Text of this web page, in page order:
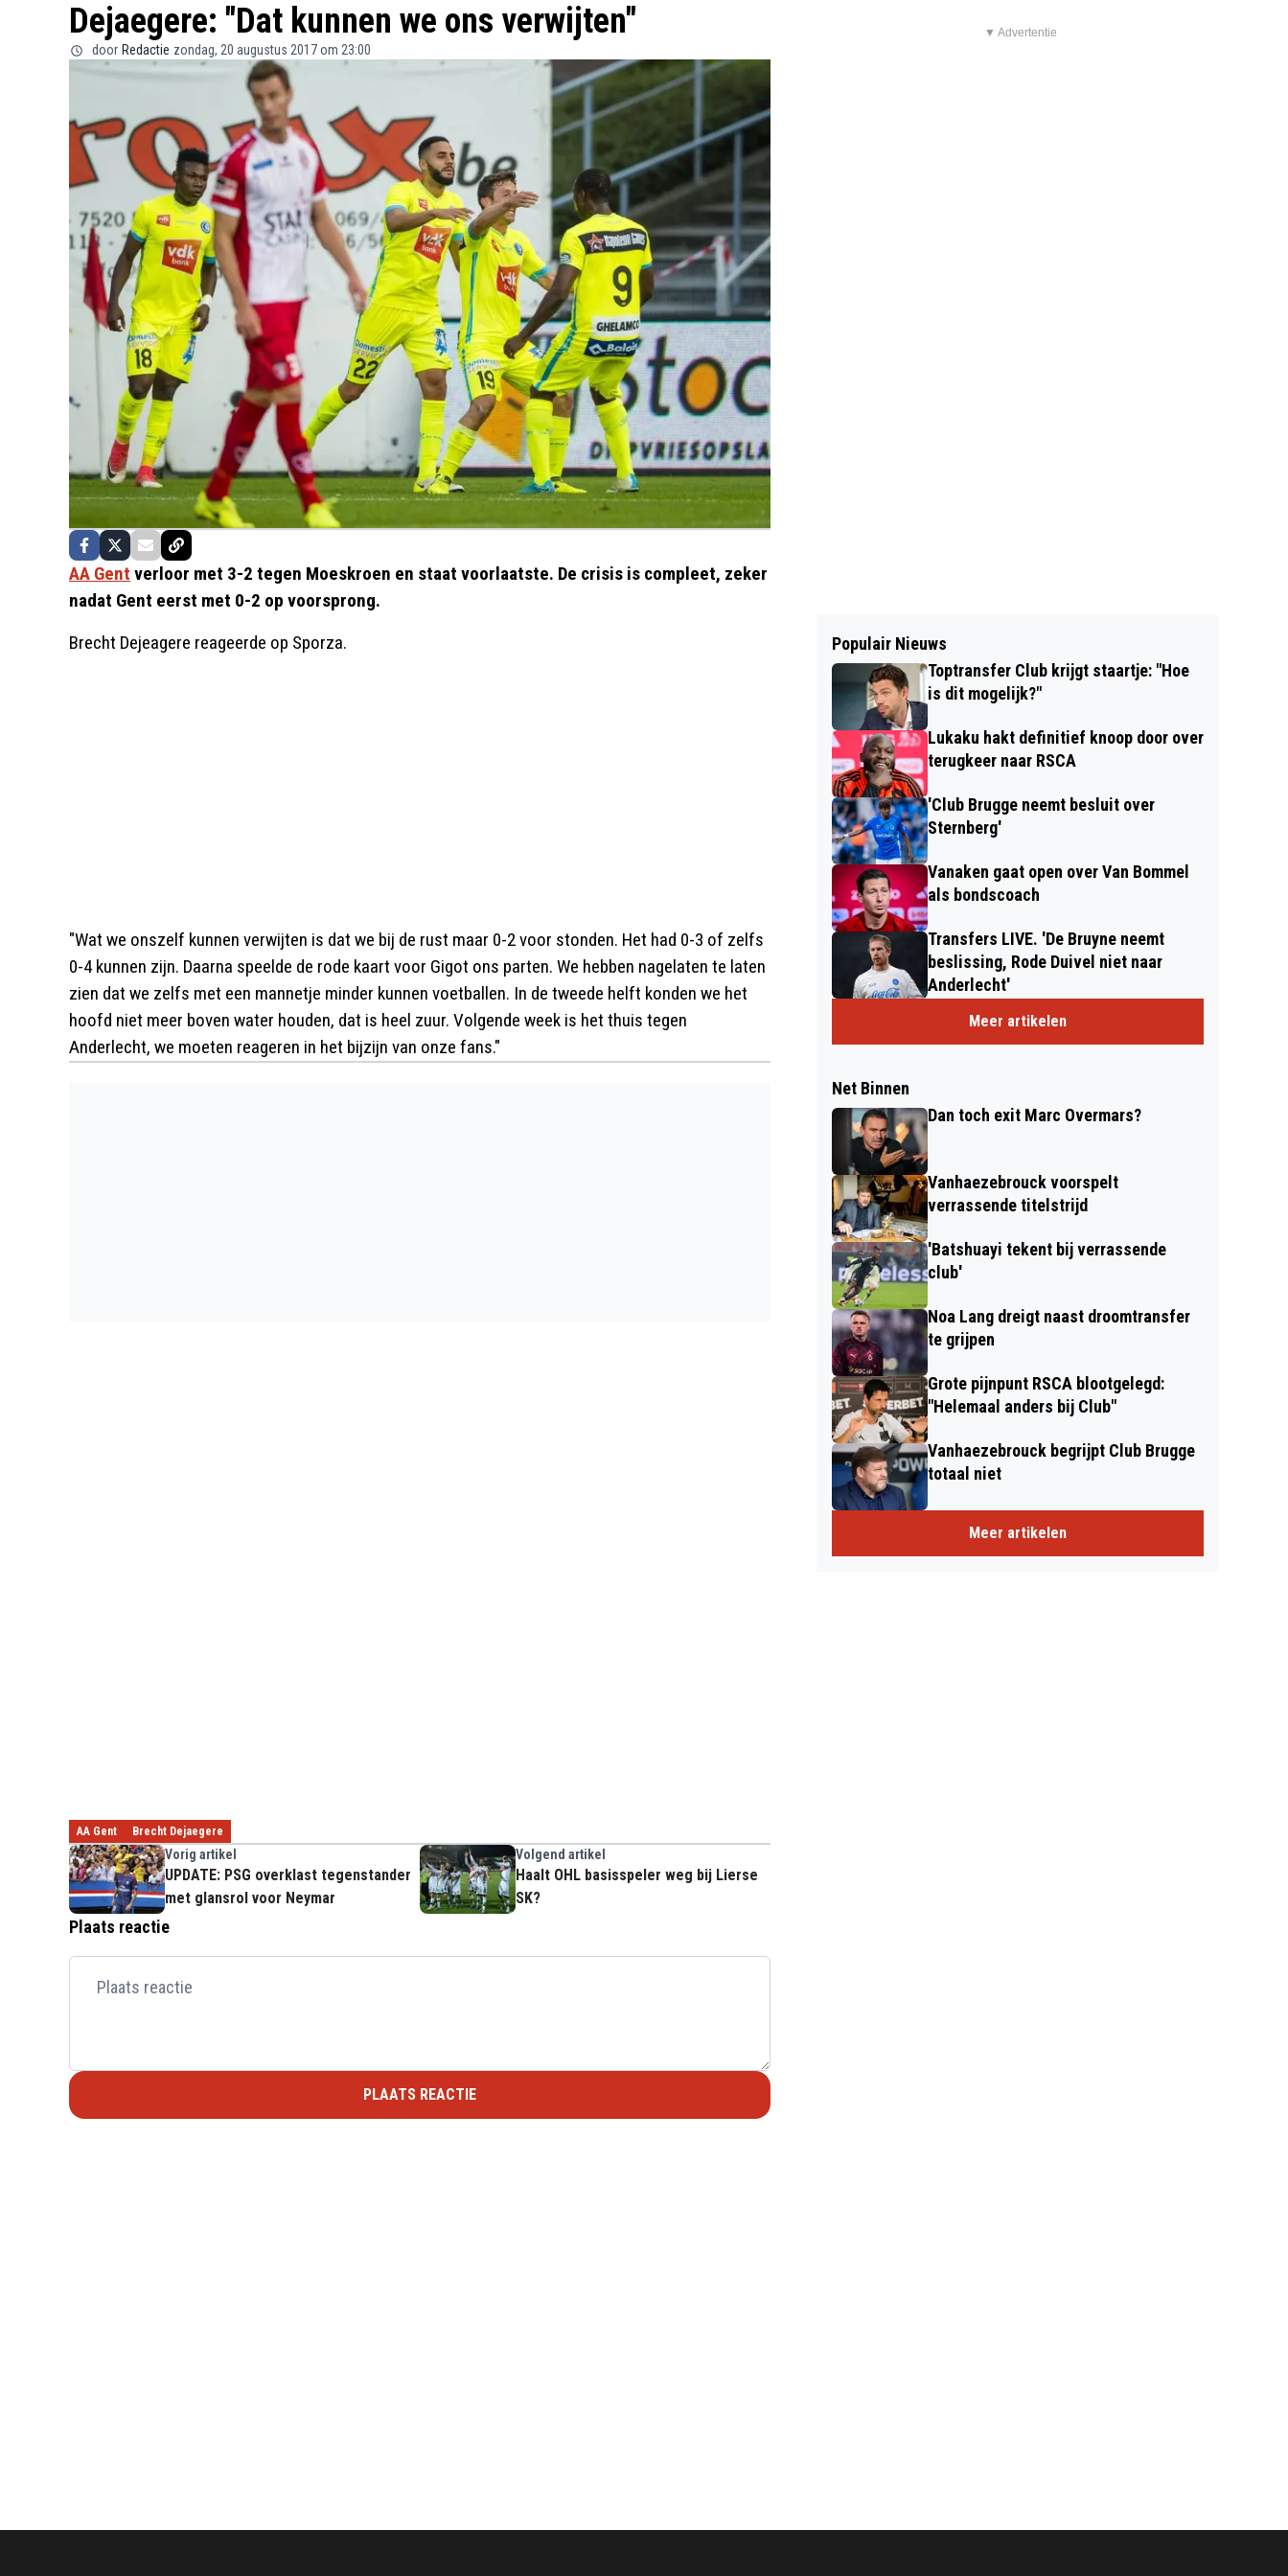
Dejaegere: "Dat kunnen we ons verwijten"
door Redactie zondag, 20 augustus 2017 om 23:00
AA Gent verloor met 3-2 tegen Moeskroen en staat voorlaatste. De crisis is compleet, zeker
nadat Gent eerst met 0-2 op voorsprong.
Brecht Dejeagere reageerde op Sporza.
"Wat we onszelf kunnen verwijten is dat we bij de rust maar 0-2 voor stonden. Het had 0-3 of zelfs
0-4 kunnen zijn. Daarna speelde de rode kaart voor Gigot ons parten. We hebben nagelaten te laten
zien dat we zelfs met een mannetje minder kunnen voetballen. In de tweede helft konden we het
hoofd niet meer boven water houden, dat is heel zuur. Volgende week is het thuis tegen
Anderlecht, we moeten reageren in het bijzijn van onze fans."
AA Gent Brecht Dejaegere
Vorig artikel
UPDATE: PSG overklast tegenstander
met glansrol voor Neymar
Volgend artikel
Haalt OHL basisspeler weg bij Lierse
SK?
Plaats reactie
PLAATS REACTIE
▼ Advertentie
Populair Nieuws
Toptransfer Club krijgt staartje: "Hoe
is dit mogelijk?"
Lukaku hakt definitief knoop door over
terugkeer naar RSCA
'Club Brugge neemt besluit over
Sternberg'
Vanaken gaat open over Van Bommel
als bondscoach
Transfers LIVE. 'De Bruyne neemt
beslissing, Rode Duivel niet naar
Anderlecht'
Meer artikelen
Net Binnen
Dan toch exit Marc Overmars?
Vanhaezebrouck voorspelt
verrassende titelstrijd
'Batshuayi tekent bij verrassende
club'
Noa Lang dreigt naast droomtransfer
te grijpen
Grote pijnpunt RSCA blootgelegd:
"Helemaal anders bij Club"
Vanhaezebrouck begrijpt Club Brugge
totaal niet
Meer artikelen